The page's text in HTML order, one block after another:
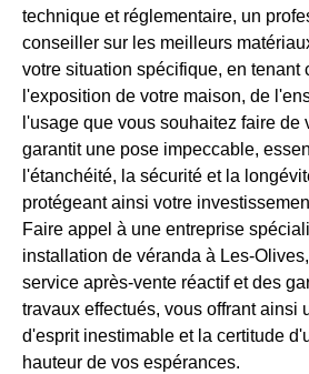
technique et réglementaire, un
conseiller sur les meilleurs
votre situation spécifique, en tenant
l'exposition de votre maison, de
l'usage que vous souhaitez faire de
garantit une pose impeccable,
l'étanchéité, la sécurité et la
protégeant ainsi votre
Faire appel à une entreprise
installation de véranda à Les-
service après-vente réactif et des
travaux effectués, vous offrant ainsi
d'esprit inestimable et la certitude
hauteur de vos espérances.